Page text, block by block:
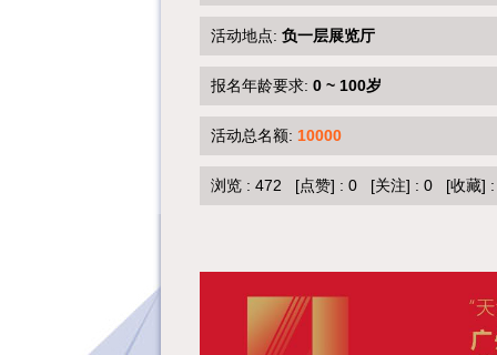
活动地点: 负一层展览厅
报名年龄要求: 0 ~ 100岁
活动总名额: 10000
浏览 : 472 [点赞] : 0 [关注] : 0 [收藏]